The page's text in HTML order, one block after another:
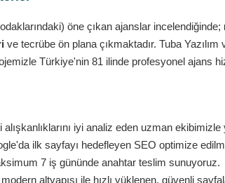
öne çıkan ajanslar incelendiğinde;
ve tecrübe ön plana çıkmaktadır. Tuba
Türkiye'nin 81 ilinde profesyonel ajans
iyi analiz eden uzman ekibimizle
ilk sayfayı hedefleyen SEO optimize
7 iş gününde anahtar teslim sunuyoruz.
altyapısı ile hızlı yüklenen, güvenli